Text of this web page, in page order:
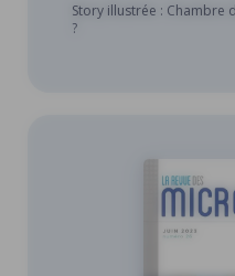
Story illustrée : Chambre
?